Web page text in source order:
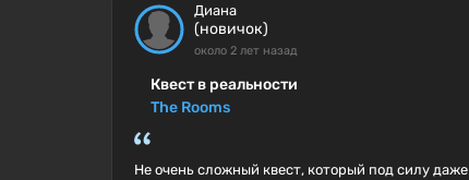
Диана
(новичок)
около 2 лет назад
Квест в реальности
The Rooms
Не очень сложный квест, который под силу даже